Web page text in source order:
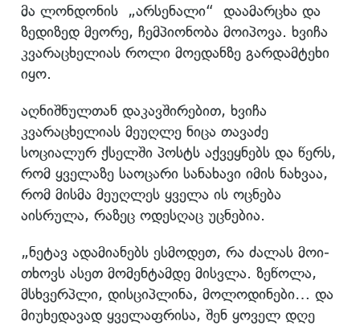
მა ლონ­დო­ნის „არ­სე­ნა­ლი“ და­ა­მარ­ცხა და
ზე­დი­ზედ მე­ო­რე, ჩემ­პი­ო­ნო­ბა მო­ი­პო­ვა. ხვი­ჩა
კვა­რა­ცხე­ლი­ას როლი მო­ე­დან­ზე გარ­დამ­ტე­ხი
იყო.
აღნიშნულთან დაკავშირებით, ხვიჩა
კვარაცხელიას მეუღლე ნიცა თავაძე
სოციალურ ქსელში პოსტს აქვეყნებს და წერს,
რომ ყველაზე საოცარი სანახავი იმის ნახვაა,
რომ მისმა მეუღლეს ყველა ის ოცნება
აისრულა, რაზეც ოდესღაც უცნებია.
„ნე­ტავ ადა­მი­ა­ნებს ეს­მო­დეთ, რა ძა­ლას მო­ი­
თხოვს ასეთ მო­მენ­ტამ­დე მის­ვლა. ზე­წო­ლა,
მსხვერ­პლი, დის­ციპ­ლი­ნა, მო­ლო­დი­ნე­ბი… და
მი­უ­ხე­და­ვად ყვე­ლაფ­რი­სა, შენ ყო­ველ დღე